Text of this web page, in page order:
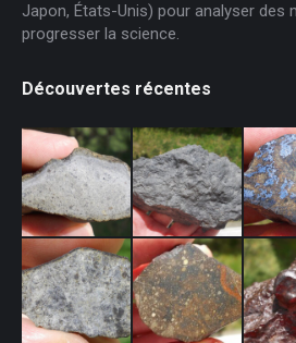
Japon, États-Unis) pour analyser des
progresser la science.
Découvertes récentes